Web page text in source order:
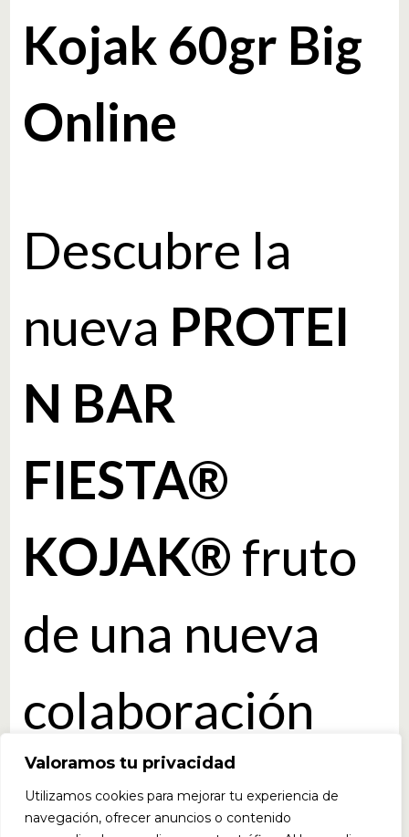
Valoramos tu privacidad
Utilizamos cookies para mejorar tu experiencia de
navegación, ofrecer anuncios o contenido
Kojak 60gr Big
Online
Descubre la
nueva PROTEI
N BAR
FIESTA®
KOJAK® fruto
de una nueva
colaboración
deBIG®yFIES